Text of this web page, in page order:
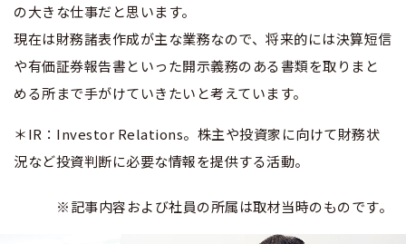
の大きな仕事だと思います。
現在は財務諸表作成が主な業務なので、将来的には決算短信
や有価証券報告書といった開示義務のある書類を取りまと
める所まで手がけていきたいと考えています。
＊IR：Investor Relations。株主や投資家に向けて財務状
況など投資判断に必要な情報を提供する活動。
※記事内容および社員の所属は取材当時のものです。